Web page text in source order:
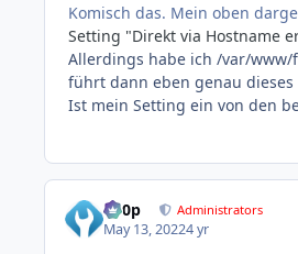
Komisch das. Mein oben
Setting "Direkt via Hostname
Allerdings habe ich /var/www/
führt dann eben genau dieses
Ist mein Setting ein von den
d00p Administrators
May 13, 20224 yr